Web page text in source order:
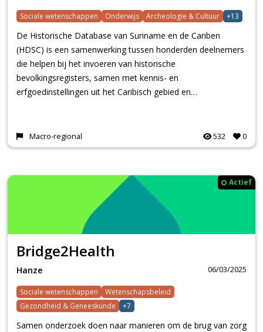
Sociale wetenschappen Onderwijs Archeologie & Cultuur +13
De Historische Database van Suriname en de Cariben
(HDSC) is een samenwerking tussen honderden deelnemers
die helpen bij het invoeren van historische
bevolkingsregisters, samen met kennis- en
erfgoedinstellingen uit het Caribisch gebied en…
Macro-regional 532 0
Actief
Bridge2Health
Hanze 06/03/2025
Sociale wetenschappen
Wetenschapsbeleid
Gezondheid & Geneeskunde
+7
Samen onderzoek doen naar manieren om de brug van zorg